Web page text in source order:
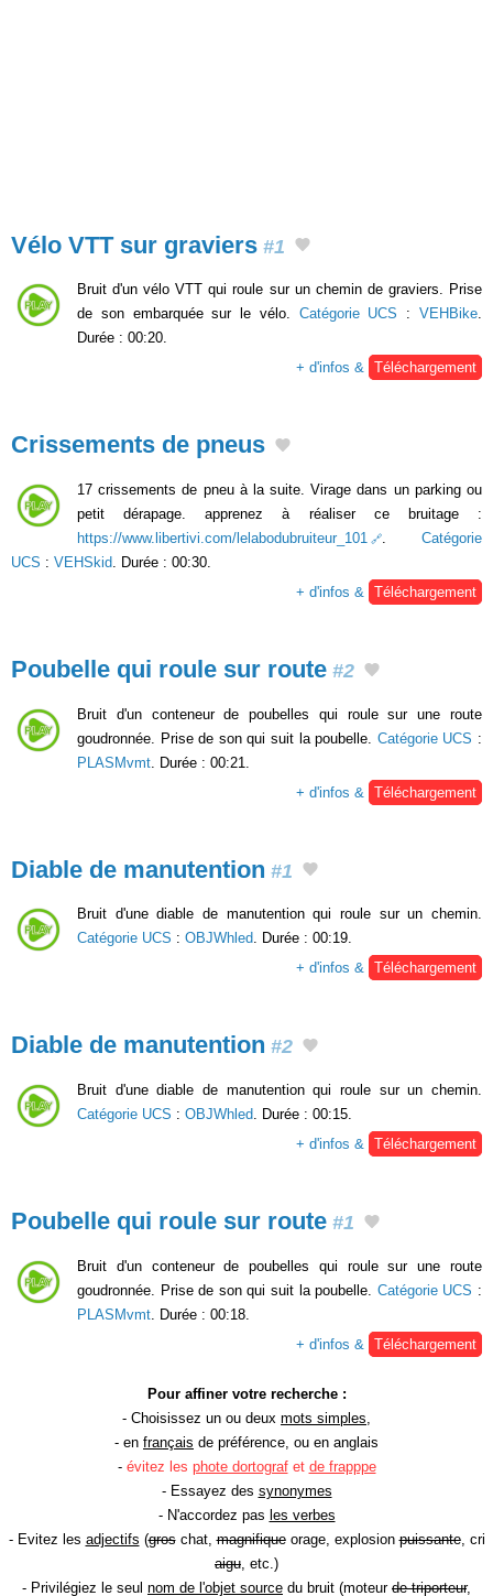
Vélo VTT sur graviers #1
Bruit d'un vélo VTT qui roule sur un chemin de graviers. Prise
de son embarquée sur le vélo. Catégorie UCS :VEHBike.
Durée : 00:20.
+ d'infos & Téléchargement
Crissements de pneus
17 crissements de pneu à la suite. Virage dans un parking ou
petit dérapage. apprenez à réaliser ce bruitage :
https://www.libertivi.com/lelabodubruiteur_101
. Catégorie
UCS : VEHSkid . Durée : 00:30.
+ d'infos &
Téléchargement
Poubelle qui roule sur route #2
Bruit d'un conteneur de poubelles qui roule sur une route
goudronnée. Prise de son qui suit la poubelle. Catégorie UCS :
PLASMvmt . Durée : 00:21.
+ d'infos &
Téléchargement
Diable de manutention #1
Bruit d'une diable de manutention qui roule sur un chemin.
Catégorie UCS : OBJWhled. Durée : 00:19.
+ d'infos & Téléchargement
Diable de manutention #2
Bruit d'une diable de manutention qui roule sur un chemin.
Catégorie UCS : OBJWhled . Durée : 00:15.
+ d'infos &
Téléchargement
Poubelle qui roule sur route #1
Bruit d'un conteneur de poubelles qui roule sur une route
goudronnée. Prise de son qui suit la poubelle. Catégorie UCS :
PLASMvmt . Durée : 00:18.
+ d'infos &
Téléchargement
Pour affiner votre recherche :
- Choisissez un ou deux mots simples
- en français de préférence, ou en anglais
- évitez les phote dortografet de frapppe
- Essayez des synonymes
- N'accordez pas les verbes
- Evitez les adjectifs (groschat,magnifiqueorage, explosionpuissante, cri
aigu , etc.)
- Privilégiez le seul nom de l'objet source du bruit (moteur de triporteur,